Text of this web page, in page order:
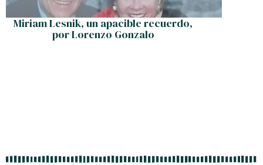
Miriam Lesnik, un apacible recuerdo,
por Lorenzo Gonzalo